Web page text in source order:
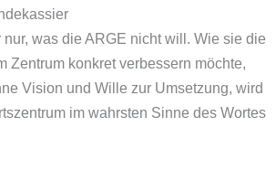
was die ARGE nicht will. Wie sie die
Zentrum konkret verbessern möchte,
Vision und Wille zur Umsetzung, wird
im wahrsten Sinne des Wortes